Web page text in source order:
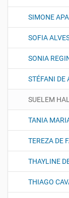
SIMONE
SOFIA
SONIA
STÉFANI DE
SUELEM
TANIA
TEREZA DE
THAYLINE
THIAGO